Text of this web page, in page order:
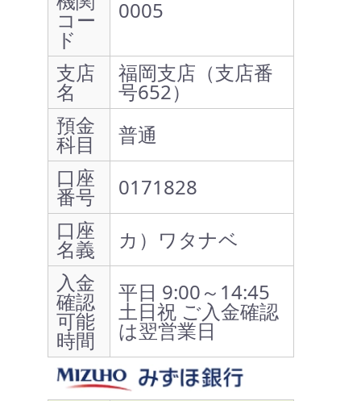
コー
ド
0005
支店
名
福岡支店（支店番
号652）
預金
科目
普通
口座
番号
0171828
口座
名義
カ）ワタナベ
入金
確認
可能
時間
平日 9:00～14:45
土日祝 ご入金確認
は翌営業日